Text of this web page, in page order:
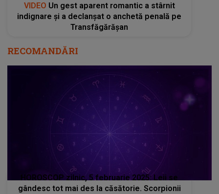
VIDEO Un gest aparent romantic a stârnit
indignare și a declanșat o anchetă penală pe
Transfăgărășan
RECOMANDĂRI
HOROSCOP zilnic, 5 februarie 2025: Leii se
gândesc tot mai des la căsătorie. Scorpionii